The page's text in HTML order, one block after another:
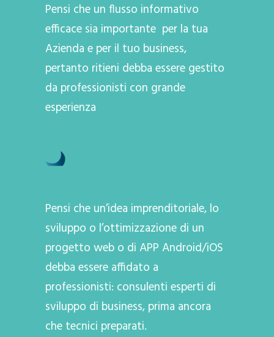
Pensi che un flusso informativo
efficace sia importante per la tua
Azienda e per il tuo business,
pertanto ritieni debba essere gestito
da professionisti con grande
esperienza
Pensi che un’idea imprenditoriale, lo
sviluppo o l’ottimizzazione di un
progetto web o di APP Android/iOS
debba essere affidato a
professionisti: consulenti esperti di
sviluppo di business, prima ancora
che tecnici preparati.